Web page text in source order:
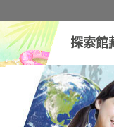
探索館